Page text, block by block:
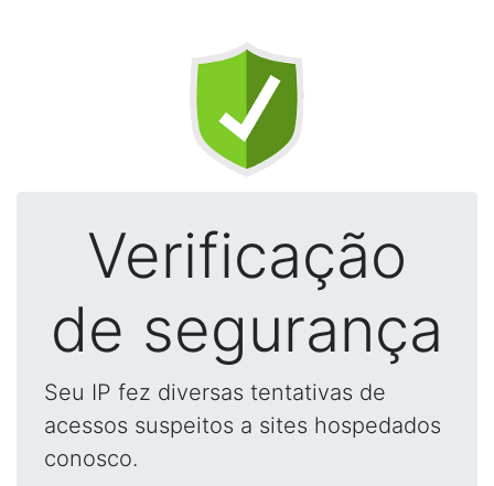
Verificação
de segurança
Seu IP fez diversas tentativas de
acessos suspeitos a sites hospedados
conosco.